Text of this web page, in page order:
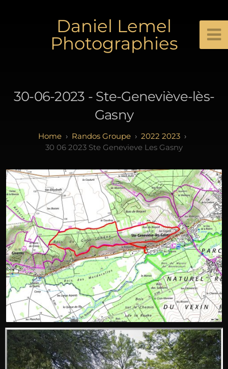
Daniel Lemel
Photographies
30-06-2023 - Ste-Geneviève-lès-
Gasny
Randos Groupe
2022 2023
30 06 2023 Ste Genevieve Les Gasny